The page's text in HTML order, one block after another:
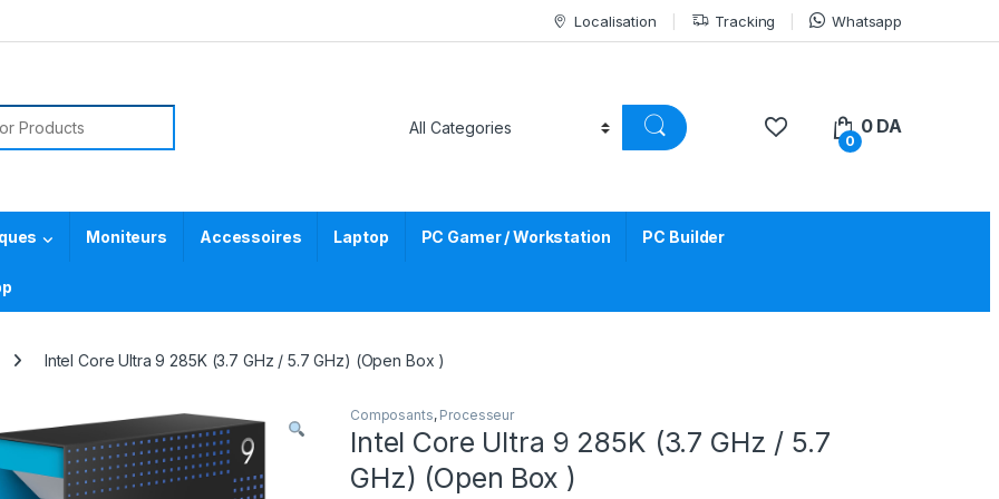
Localisation Tracking Whatsapp
0
0DA
Moniteurs Accessoires Laptop PC Gamer / Workstation PC Builder
Intel Core Ultra 9 285K (3.7 GHz / 5.7 GHz) (Open Box )
Composants, Processeur
Intel Core Ultra 9 285K (3.7 GHz / 5.7
GHz) (Open Box )